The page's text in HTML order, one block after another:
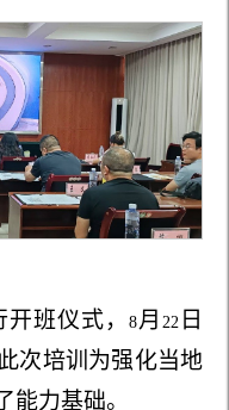
开班仪式，8月22 日
次培训为强化当地
能力基础。